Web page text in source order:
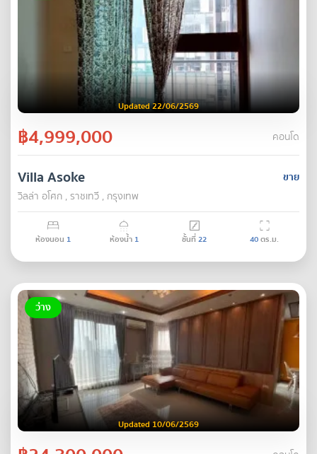
Updated 22/06/2569
฿4,999,000 คอนโด
ขาย
Villa Asoke
วิลล่า อโศก , ราชเทวี , กรุงเทพ
ห้องนอน 1 ห้องน้ำ 1 ชั้นที่22 40ตร.ม.
ว่าง
Updated 10/06/2569